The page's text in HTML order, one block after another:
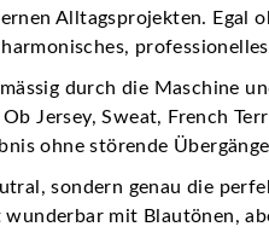
Alltagsprojekten. Egal
durch die Maschine
Jersey, Sweat, French
ohne störende
sondern genau die
mit Blautönen,